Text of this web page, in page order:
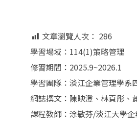
文章瀏覽人次： 286
學習場域：114(1)策略管理
修習期間：2025.9~2026.1
學習團隊：淡江企業管理學系
網誌撰文：陳映澄、林頁彤、
課程教師：涂敏芬/淡江大學